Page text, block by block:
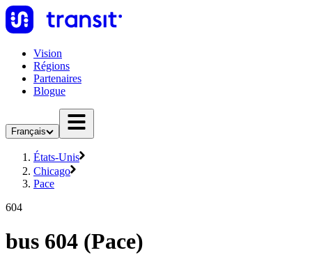
Vision
Régions
Partenaires
Blogue
Français
États-Unis
Chicago
Pace
604
bus 604 (Pace)